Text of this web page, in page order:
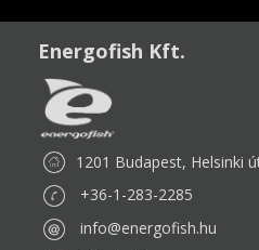
Energofish Kft.
1201 Budapest, Helsinki
+36-1-283-2285
info@energofish.hu